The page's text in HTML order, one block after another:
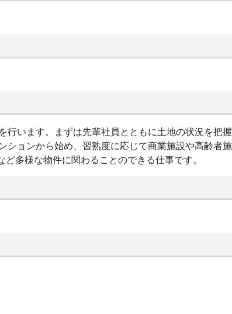
行います。まずは先輩社員とともに土地の状況を把
ョンから始め、習熟度に応じて商業施設や高齢者
多様な物件に関わることのできる仕事です。